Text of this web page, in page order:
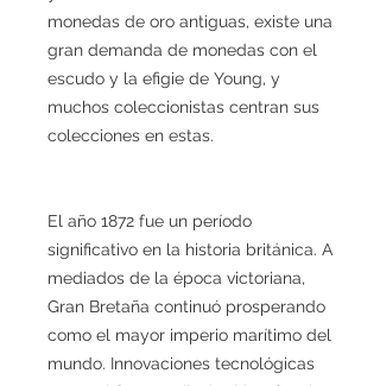
monedas de oro antiguas, existe una
gran demanda de monedas con el
escudo y la efigie de Young, y
muchos coleccionistas centran sus
colecciones en estas.
El año 1872 fue un período
significativo en la historia británica. A
mediados de la época victoriana,
Gran Bretaña continuó prosperando
como el mayor imperio marítimo del
mundo. Innovaciones tecnológicas